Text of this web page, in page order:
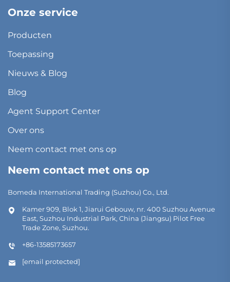
Onze service
Producten
Toepassing
Nieuws & Blog
Blog
Agent Support Center
Over ons
Neem contact met ons op
Neem contact met ons op
Bomeda International Trading (Suzhou) Co., Ltd.
Kamer 909, Blok 1, Jiarui Gebouw, nr. 400 Suzhou Avenue
East, Suzhou Industrial Park, China (Jiangsu) Pilot Free
Trade Zone, Suzhou.
+86-13585173657
[email protected]